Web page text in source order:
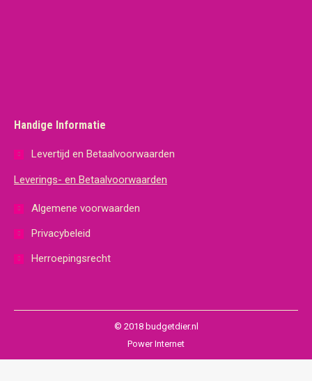
Handige Informatie
Levertijd en Betaalvoorwaarden
Leverings- en Betaalvoorwaarden
Algemene voorwaarden
Privacybeleid
Herroepingsrecht
© 2018 budgetdier.nl
Power Internet